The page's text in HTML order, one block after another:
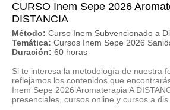
CURSO Inem Sepe 2026
DISTANCIA
Método: Curso Inem Subvencionado a
Temática: Cursos Inem Sepe 2026
Duración: 60 horas
Si te interesa la metodología de nuestra
reflejamos los contenidos que
Inem Sepe 2026 Aromaterapia A
presenciales, cursos online y cursos a dis...